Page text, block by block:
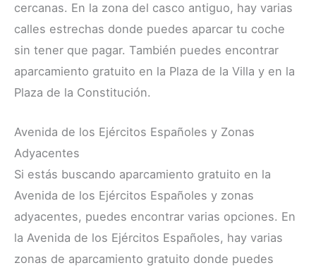
cercanas. En la zona del casco antiguo, hay varias
calles estrechas donde puedes aparcar tu coche
sin tener que pagar. También puedes encontrar
aparcamiento gratuito en la Plaza de la Villa y en la
Plaza de la Constitución.
Avenida de los Ejércitos Españoles y Zonas
Adyacentes
Si estás buscando aparcamiento gratuito en la
Avenida de los Ejércitos Españoles y zonas
adyacentes, puedes encontrar varias opciones. En
la Avenida de los Ejércitos Españoles, hay varias
zonas de aparcamiento gratuito donde puedes